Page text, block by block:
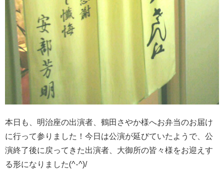
本日も、明治座の出演者、鶴田さやか様へお弁当のお届け
に行って参りました！今日は公演が延びていたようで、公
演終了後に戻ってきた出演者、大御所の皆々様をお迎えす
る形になりました(^-^)/